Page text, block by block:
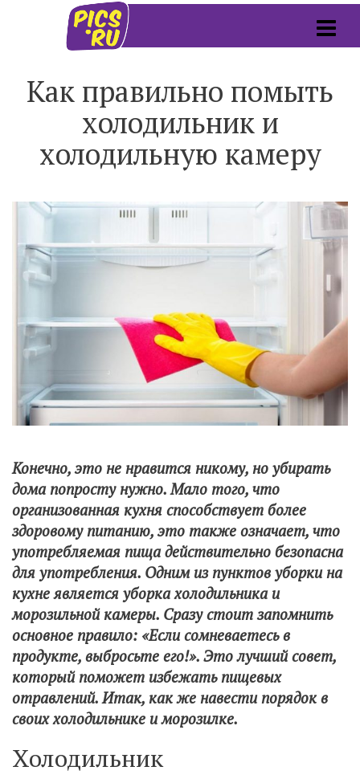
Как правильно помыть
холодильник и
холодильную камеру
Конечно, это не нравится никому, но убирать
дома попросту нужно. Мало того, что
организованная кухня способствует более
здоровому питанию, это также означает, что
употребляемая пища действительно безопасна
для употребления. Одним из пунктов уборки на
кухне является уборка холодильника и
морозильной камеры. Сразу стоит запомнить
основное правило: «Если сомневаетесь в
продукте, выбросьте его!». Это лучший совет,
который поможет избежать пищевых
отравлений. Итак, как же навести порядок в
своих холодильнике и морозилке.
Холодильник